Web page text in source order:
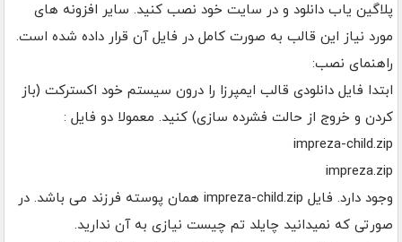
پلاگین یاب دانلود و در سایت خود نصب کنید. سایر افزونه های
مورد نیاز این قالب به صورت کامل در فایل آن قرار داده شده است.
راهنمای نصب:
ابتدا فایل دانلودی قالب ایمپرزا را درون سیستم خود اکسترکت (باز
کردن و خروج از حالت فشرده سازی) کنید. معمولا دو فایل :
impreza-child.zip
impreza.zip
وجود دارد. فایل impreza-child.zip همان پوسته فرزند می باشد. در
صورتی که نمیدانید چایلد تم چیست نیازی به آن ندارید.